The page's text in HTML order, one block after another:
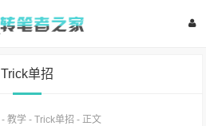
Trick单招
- 教学 - Trick单招 - 正文